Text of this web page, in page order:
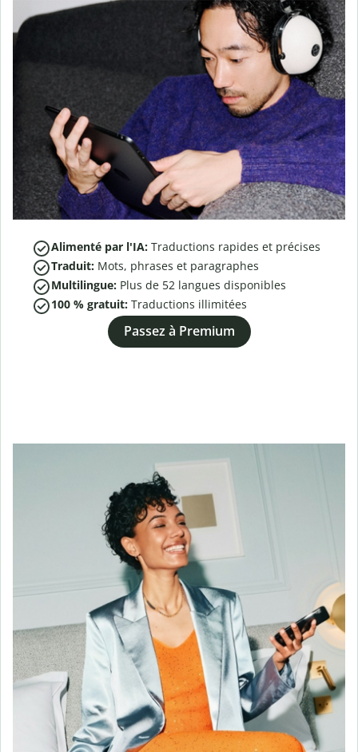
Alimenté par l'IA: Traductions rapides et précises
Traduit: Mots, phrases et paragraphes
Multilingue: Plus de 52 langues disponibles
100 % gratuit: Traductions illimitées
Passez à Premium